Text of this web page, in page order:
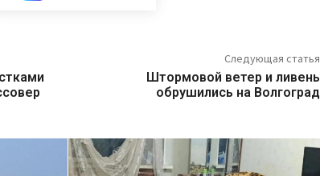
Следующая статья
Штормовой ветер и ливень
обрушились на Волгоград